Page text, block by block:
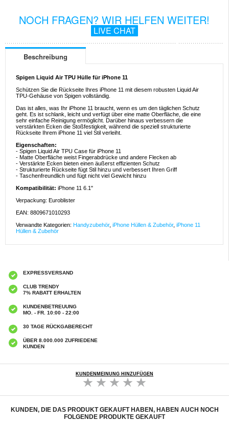
NOCH FRAGEN? WIR HELFEN WEITER!
LIVE CHAT
Beschreibung
Spigen Liquid Air TPU Hülle für iPhone 11
Schützen Sie die Rückseite Ihres iPhone 11 mit diesem robusten Liquid Air
TPU-Gehäuse von Spigen vollständig.
Das ist alles, was Ihr iPhone 11 braucht, wenn es um den täglichen Schutz
geht. Es ist schlank, leicht und verfügt über eine matte Oberfläche, die eine
sehr einfache Reinigung ermöglicht. Darüber hinaus verbessern die
verstärkten Ecken die Stoßfestigkeit, während die speziell strukturierte
Rückseite Ihrem iPhone 11 viel Stil verleiht.
Eigenschaften:
- Spigen Liquid Air TPU Case für iPhone 11
- Matte Oberfläche weist Fingerabdrücke und andere Flecken ab
- Verstärkte Ecken bieten einen äußerst effizienten Schutz
- Strukturierte Rückseite fügt Stil hinzu und verbessert Ihren Griff
- Taschenfreundlich und fügt nicht viel Gewicht hinzu
Kompatibilität: iPhone 11 6.1"
Verpackung: Euroblister
EAN: 8809671010293
Verwandte Kategorien: Handyzubehör, iPhone Hüllen & Zubehör, iPhone 11
Hüllen & Zubehör
EXPRESSVERSAND
CLUB TRENDY
7% RABATT ERHALTEN
KUNDENBETREUUNG
MO. - FR. 10:00 - 22:00
30 TAGE RÜCKGABERECHT
ÜBER 8.000.000 ZUFRIEDENE
KUNDEN
KUNDENMEINUNG HINZUFÜGEN
KUNDEN, DIE DAS PRODUKT GEKAUFT HABEN, HABEN AUCH NOCH
FOLGENDE PRODUKTE GEKAUFT